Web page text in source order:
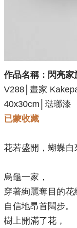
作品名稱：閃亮家
V288│畫家
40x30cm│琺瑯漆
已蒙收藏
花若盛開，蝴蝶自
烏龜一家，
穿著絢麗奪目的花
自信地昂首闊步。
樹上開滿了花，